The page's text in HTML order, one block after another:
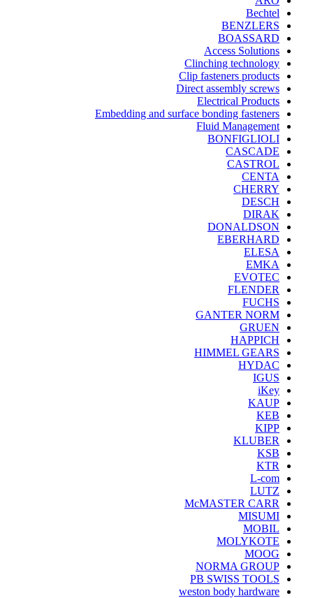
Bechtel
BENZLERS
BOASSARD
Access Solutions
Clinching technology
Clip fasteners products
Direct assembly screws
Electrical Products
Embedding and surface bonding fasteners
Fluid Management
BONFIGLIOLI
CASCADE
CASTROL
CENTA
CHERRY
DESCH
DIRAK
DONALDSON
EBERHARD
ELESA
EMKA
EVOTEC
FLENDER
FUCHS
GANTER NORM
GRUEN
HAPPICH
HIMMEL GEARS
HYDAC
IGUS
iKey
KAUP
KEB
KIPP
KLUBER
KSB
KTR
L-com
LUTZ
McMASTER CARR
MISUMI
MOBIL
MOLYKOTE
MOOG
NORMA GROUP
PB SWISS TOOLS
weston body hardware